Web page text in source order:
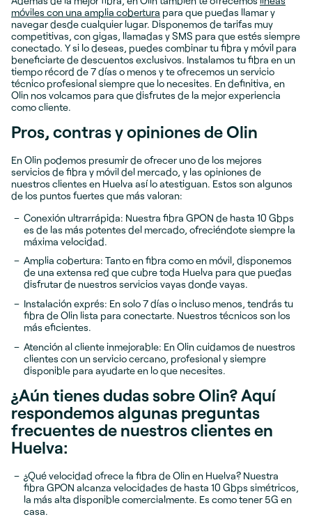
móviles con una amplia cobertura para que puedas llamar y
navegar desde cualquier lugar. Disponemos de tarifas muy
competitivas, con gigas, llamadas y SMS para que estés siempre
conectado. Y si lo deseas, puedes combinar tu fibra y móvil para
beneficiarte de descuentos exclusivos. Instalamos tu fibra en un
tiempo récord de 7 días o menos y te ofrecemos un servicio
técnico profesional siempre que lo necesites. En definitiva, en
Olin nos volcamos para que disfrutes de la mejor experiencia
como cliente.
Pros, contras y opiniones de Olin
En Olin podemos presumir de ofrecer uno de los mejores
servicios de fibra y móvil del mercado, y las opiniones de
nuestros clientes en Huelva así lo atestiguan. Estos son algunos
de los puntos fuertes que más valoran:
Conexión ultrarrápida: Nuestra fibra GPON de hasta 10 Gbps
es de las más potentes del mercado, ofreciéndote siempre la
máxima velocidad.
Amplia cobertura: Tanto en fibra como en móvil, disponemos
de una extensa red que cubre toda Huelva para que puedas
disfrutar de nuestros servicios vayas donde vayas.
Instalación exprés: En solo 7 días o incluso menos, tendrás tu
fibra de Olin lista para conectarte. Nuestros técnicos son los
más eficientes.
Atención al cliente inmejorable: En Olin cuidamos de nuestros
clientes con un servicio cercano, profesional y siempre
disponible para ayudarte en lo que necesites.
¿Aún tienes dudas sobre Olin? Aquí
respondemos algunas preguntas
frecuentes de nuestros clientes en
Huelva:
¿Qué velocidad ofrece la fibra de Olin en Huelva? Nuestra
fibra GPON alcanza velocidades de hasta 10 Gbps simétricos,
la más alta disponible comercialmente. Es como tener 5G en
casa.